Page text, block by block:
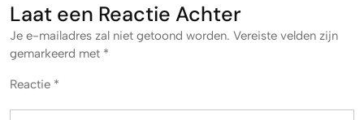
Laat een Reactie Achter
Je e-mailadres zal niet getoond worden. Vereiste velden zijn
gemarkeerd met *
Reactie *